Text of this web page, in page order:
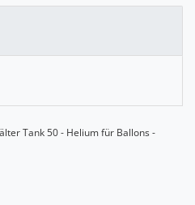
Tank 50 - Helium für Ballons -